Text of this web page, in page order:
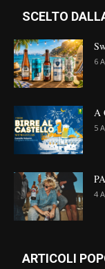
SCELTO
6
A
5
4
ARTICOLI